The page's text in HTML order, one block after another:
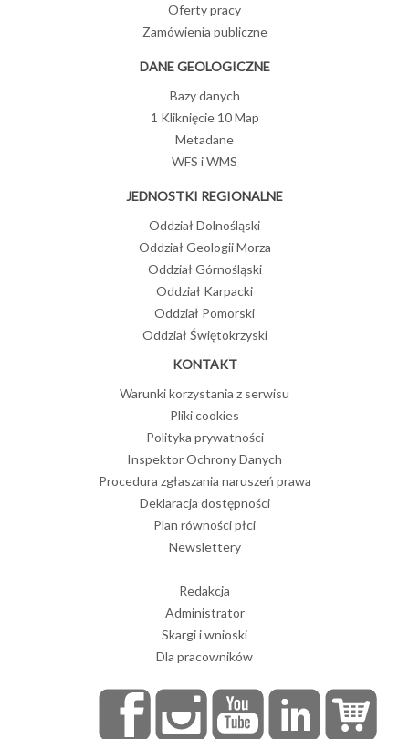
Oferty pracy
Zamówienia publiczne
DANE GEOLOGICZNE
Bazy danych
1 Kliknięcie 10 Map
Metadane
WFS i WMS
JEDNOSTKI REGIONALNE
Oddział Dolnośląski
Oddział Geologii Morza
Oddział Górnośląski
Oddział Karpacki
Oddział Pomorski
Oddział Świętokrzyski
KONTAKT
Warunki korzystania z serwisu
Pliki cookies
Polityka prywatności
Inspektor Ochrony Danych
Procedura zgłaszania naruszeń prawa
Deklaracja dostępności
Plan równości płci
Newslettery
Redakcja
Administrator
Skargi i wnioski
Dla pracowników